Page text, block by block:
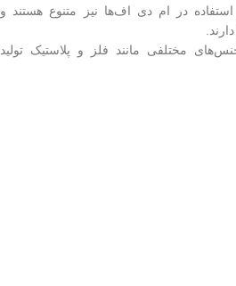
استفاده در ام دی اف‌ها نیز متنوع هستند و
مختلفی مانند فلز و پلاستیک تولید